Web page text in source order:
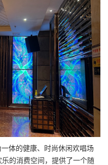
体的健康、时尚休闲欢唱场
的消费空间，提供了一个随